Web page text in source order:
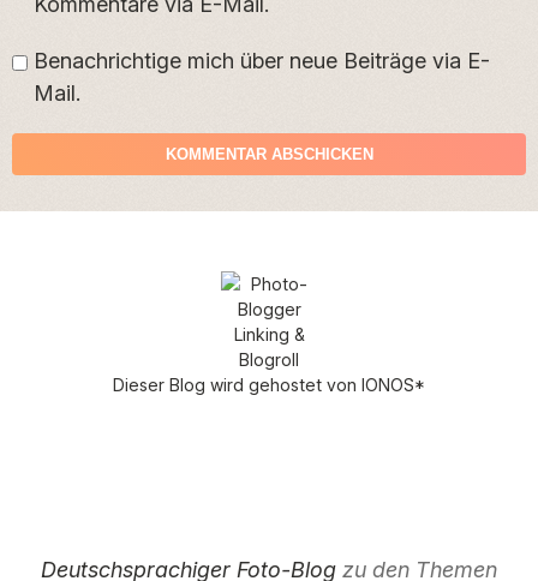
Benachrichtige mich über neue Beiträge via E-
Mail.
Dieser Blog wird gehostet von IONOS*
Deutschsprachiger Foto-Blog zu den Themen